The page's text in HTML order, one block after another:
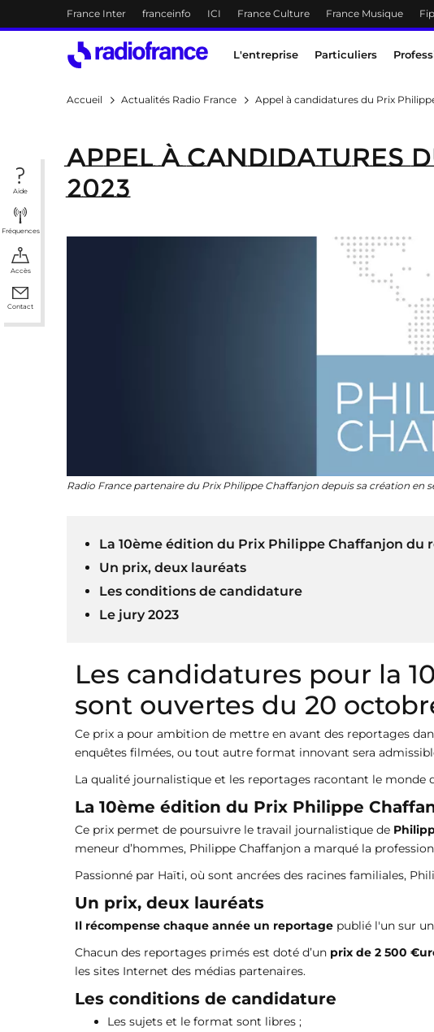
Accès direct :
Menu principal
France Inter franceinfo ICI France Culture France Musique Fip
Menu principal
L'entreprise Particuliers
Aide
Fréquences
Accès
Contact
Accueil Actualités Radio France Appel à candidatures du Prix
Appel à candidatures
2023
Radio France partenaire du Prix Philippe Chaffanjon depuis sa création en
La 10ème édition du Prix Philippe Chaffanjon
Un prix, deux lauréats
Les conditions de candidature
Le jury 2023
Les candidatures pour la
sont ouvertes du 20
Ce prix a pour ambition de mettre en avant des reportages
enquêtes filmées, ou tout autre format innovant sera
La qualité journalistique et les reportages racontant le
La 10ème édition du Prix Philippe
Ce prix permet de poursuivre le travail journalistique de
meneur d’hommes, Philippe Chaffanjon a marqué la
Passionné par Haïti, où sont ancrées des racines familiales,
Un prix, deux lauréats
Il récompense chaque année un reportage publié l'un sur
Chacun des reportages primés est doté d’un prix de 2 500
les sites Internet des médias partenaires.
Les conditions de candidature
Les sujets et le format sont libres ;